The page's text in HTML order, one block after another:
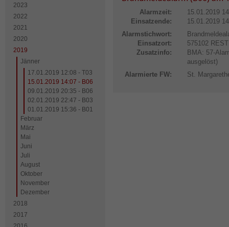
2023
2022
2021
2020
2019
Jänner
17.01.2019 12:08 - T03
15.01.2019 14:07 - B06
09.01.2019 20:35 - B06
02.01.2019 22:47 - B03
01.01.2019 15:36 - B01
Februar
März
Mai
Juni
Juli
August
Oktober
November
Dezember
2018
2017
Alarmzeit:
15.01.2019
Einsatzende:
15.01.2019
Alarmstichwort:
Einsatzort:
575102
Zusatzinfo:
BMA: 57-
ausgelöst)
Alarmierte FW:
St.